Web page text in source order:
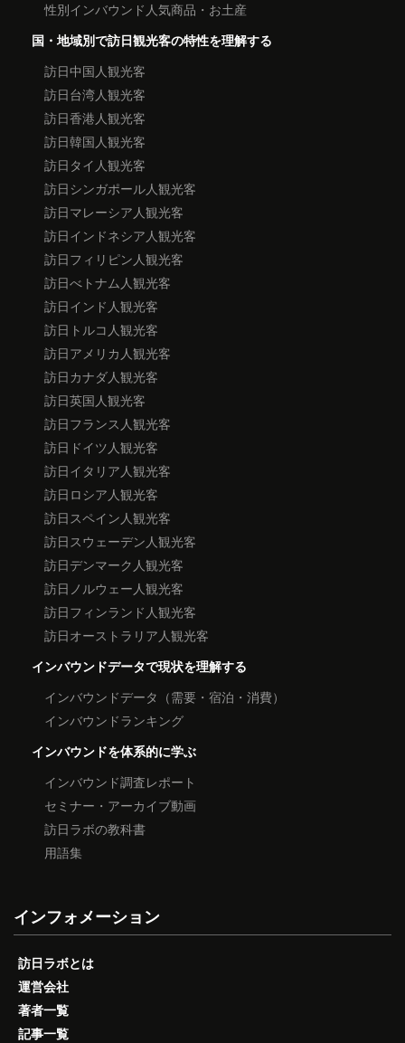
性別インバウンド人気商品・お土産
国・地域別で訪日観光客の特性を理解する
訪日中国人観光客
訪日台湾人観光客
訪日香港人観光客
訪日韓国人観光客
訪日タイ人観光客
訪日シンガポール人観光客
訪日マレーシア人観光客
訪日インドネシア人観光客
訪日フィリピン人観光客
訪日べトナム人観光客
訪日インド人観光客
訪日トルコ人観光客
訪日アメリカ人観光客
訪日カナダ人観光客
訪日英国人観光客
訪日フランス人観光客
訪日ドイツ人観光客
訪日イタリア人観光客
訪日ロシア人観光客
訪日スペイン人観光客
訪日スウェーデン人観光客
訪日デンマーク人観光客
訪日ノルウェー人観光客
訪日フィンランド人観光客
訪日オーストラリア人観光客
インバウンドデータで現状を理解する
インバウンドデータ（需要・宿泊・消費）
インバウンドランキング
インバウンドを体系的に学ぶ
インバウンド調査レポート
セミナー・アーカイブ動画
訪日ラボの教科書
用語集
インフォメーション
訪日ラボとは
運営会社
著者一覧
記事一覧